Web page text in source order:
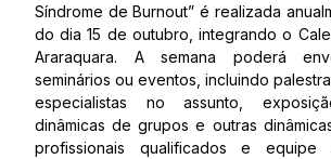
Síndrome de Burnout” é realizada
do dia 15 de outubro, integrando o
Araraquara. A semana poderá
seminários ou eventos, incluindo
especialistas no assunto,
dinâmicas de grupos e outras
profissionais qualificados e equipe